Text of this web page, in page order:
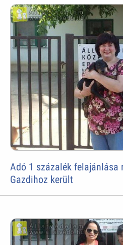
Adó 1 százalék felajánlása
Gazdihoz került